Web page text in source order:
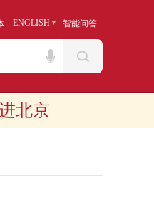
ENGLISH 智能问答
北京